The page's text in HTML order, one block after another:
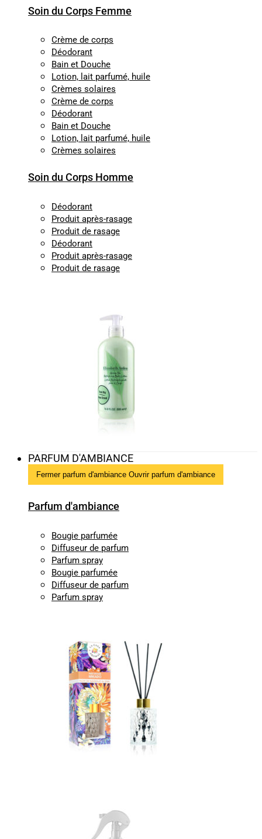
Soin du Corps Femme
Crème de corps
Déodorant
Bain et Douche
Lotion, lait parfumé, huile
Crèmes solaires
Crème de corps
Déodorant
Bain et Douche
Lotion, lait parfumé, huile
Crèmes solaires
Soin du Corps Homme
Déodorant
Produit après-rasage
Produit de rasage
Déodorant
Produit après-rasage
Produit de rasage
PARFUM D'AMBIANCE
Fermer parfum d'ambiance Ouvrir parfum d'ambiance
Parfum d'ambiance
Bougie parfumée
Diffuseur de parfum
Parfum spray
Bougie parfumée
Diffuseur de parfum
Parfum spray